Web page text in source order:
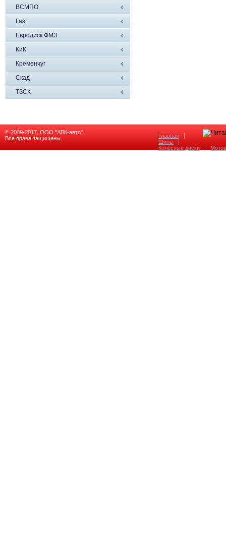
ВСМПО
Газ
Евродиск ФМЗ
КиК
Кременчуг
Скад
ТЗСК
© 2009-2017, ООО "АВК-авто".
Все права защищены.
Главная
Шины
Колёсные диски